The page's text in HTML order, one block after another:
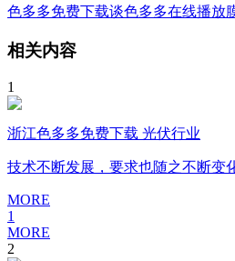
色多多免费下载谈色多多在线播放
相关内容
1
浙江色多多免费下载 光伏行业
技术不断发展，要求也随之不断变
MORE
1
MORE
2